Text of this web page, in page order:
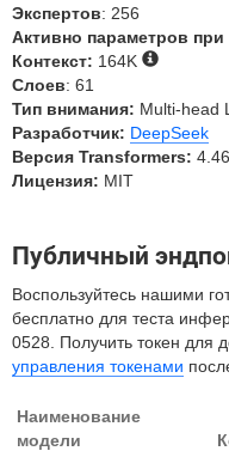
Экспертов: 256
Активно параметров
Контекст: 164K
Слоев: 61
Тип внимания: Multi-head
Разработчик: DeepSeek
Версия Transformers:
Лицензия: MIT
Публичный
Воспользуйтесь нашими
бесплатно для теста
0528. Получить токен для
управления токенами
Наименование
модели